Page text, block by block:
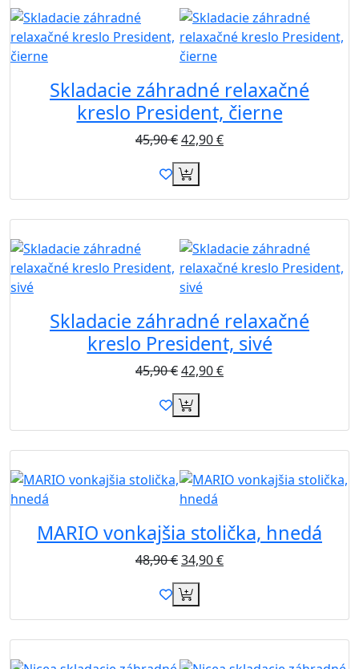
Skladacie záhradné relaxačné
kreslo President, čierne
45,90€42,90€
Skladacie záhradné relaxačné
kreslo President, sivé
45,90€42,90€
MARIO vonkajšia stolička, hnedá
48,90€34,90€